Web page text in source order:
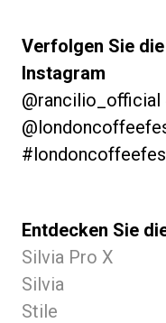
Verfolgen Sie
Instagram
Entdecken Sie
Silvia Pro X
Silvia
Stile